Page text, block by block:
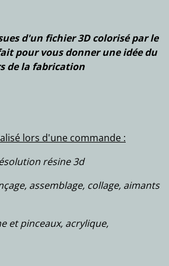
d'un fichier 3D colorisé par le
pour vous donner une idée du
de la fabrication
lors d'une commande :
résine 3d
assemblage, collage, aimants
et pinceaux, acrylique,